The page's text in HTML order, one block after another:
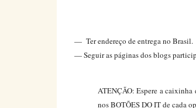
— Ter endereço de entrega no Brasil.
— Seguir as páginas dos blogs
ATENÇÃO: Espere a
nos BOTÕES DO IT de cada